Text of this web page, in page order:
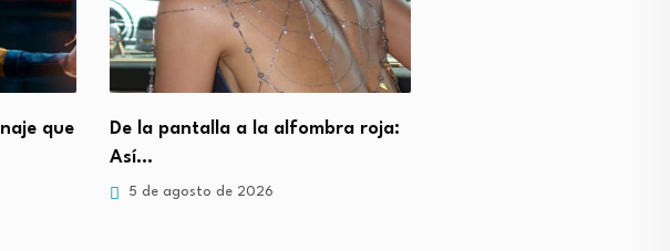
que
De la pantalla a la alfombra roja:
Así…
5 de agosto de 2026